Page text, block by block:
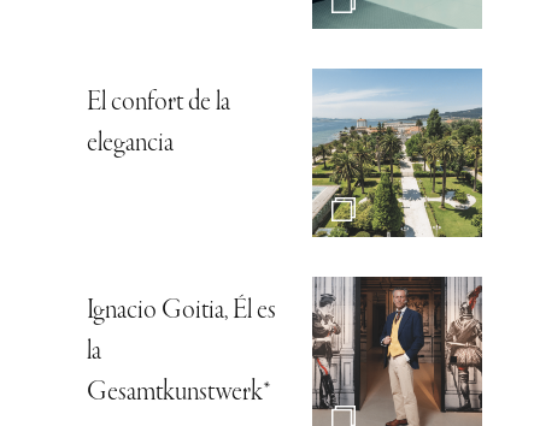
El confort de la
elegancia
Ignacio Goitia, Él es
la
Gesamtkunstwerk*